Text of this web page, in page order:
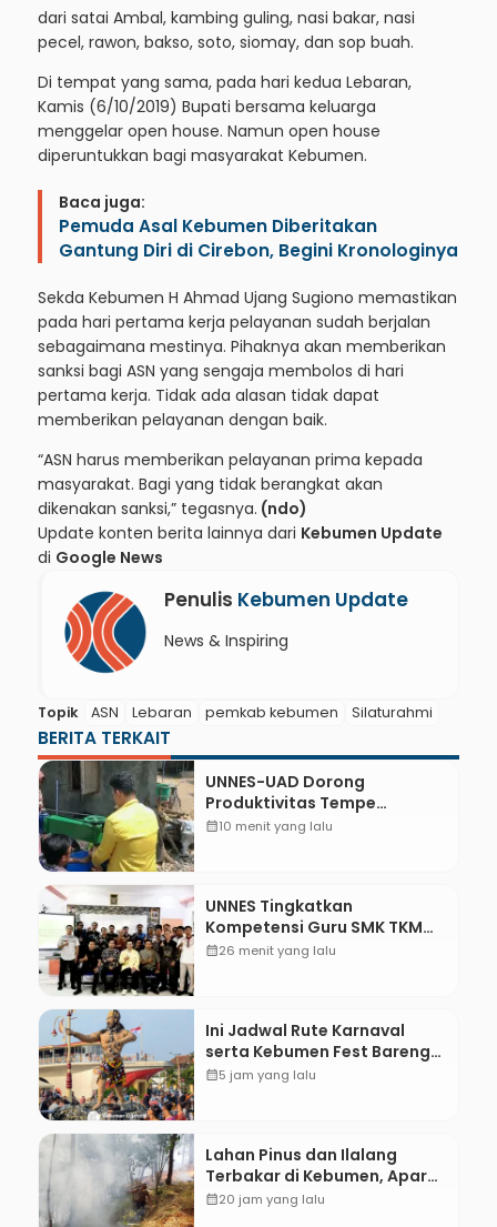
dari satai Ambal, kambing guling, nasi bakar, nasi
pecel, rawon, bakso, soto, siomay, dan sop buah.
Di tempat yang sama, pada hari kedua Lebaran,
Kamis (6/10/2019) Bupati bersama keluarga
menggelar open house. Namun open house
diperuntukkan bagi masyarakat Kebumen.
Baca juga:
Pemuda Asal Kebumen Diberitakan
Gantung Diri di Cirebon, Begini Kronologinya
Sekda Kebumen H Ahmad Ujang Sugiono memastikan
pada hari pertama kerja pelayanan sudah berjalan
sebagaimana mestinya. Pihaknya akan memberikan
sanksi bagi ASN yang sengaja membolos di hari
pertama kerja. Tidak ada alasan tidak dapat
memberikan pelayanan dengan baik.
“ASN harus memberikan pelayanan prima kepada
masyarakat. Bagi yang tidak berangkat akan
dikenakan sanksi,” tegasnya. (ndo)
Update konten berita lainnya dari Kebumen Update
di Google News
Penulis Kebumen Update
News & Inspiring
Topik ASN Lebaran pemkab kebumen Silaturahmi
BERITA TERKAIT
UNNES-UAD Dorong
Produktivitas Tempe
Bungkus Daun Desa Meles,
calendar_month10 menit yang lalu
UNNES Tingkatkan
Kompetensi Guru SMK TKM
Pertambangan Kebumen
calendar_month26 menit yang lalu
Ini Jadwal Rute Karnaval
serta Kebumen Fest Bareng
Gus Azmi
calendar_month5 jam yang lalu
Lahan Pinus dan Ilalang
Terbakar di Kebumen, Aparat
dan Warga Padamkan Api
calendar_month20 jam yang lalu